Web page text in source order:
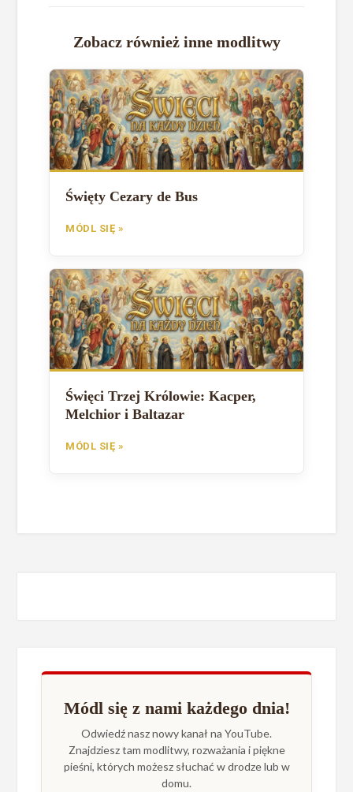
Zobacz również inne modlitwy
Święty Cezary de Bus
MÓDL SIĘ »
Święci Trzej Królowie: Kacper,
Melchior i Baltazar
MÓDL SIĘ »
Módl się z nami każdego dnia!
Odwiedź nasz nowy kanał na YouTube.
Znajdziesz tam modlitwy, rozważania i piękne
pieśni, których możesz słuchać w drodze lub w
domu.